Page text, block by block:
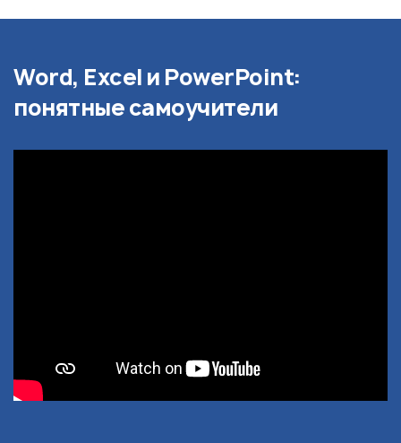
Word, Excel и PowerPoint:
понятные самоучители